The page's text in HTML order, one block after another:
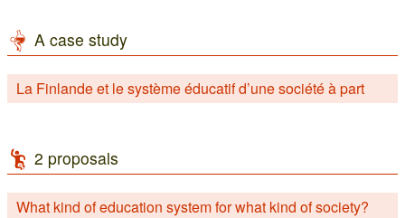
A case study
La Finlande et le système éducatif d’une société à part
2 proposals
What kind of education system for what kind of society?